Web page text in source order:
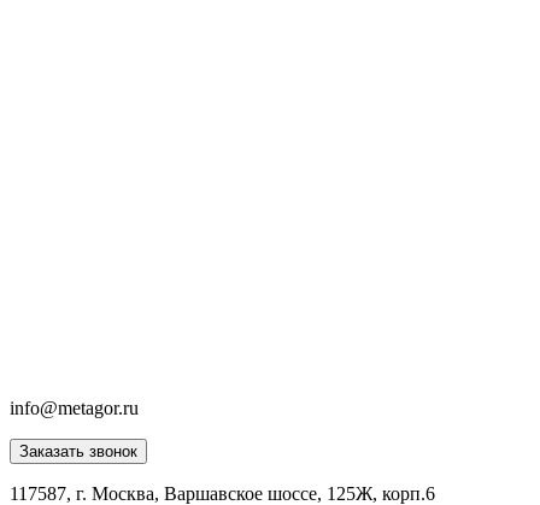
info@metagor.ru
Заказать звонок
117587, г. Москва, Варшавское шоссе, 125Ж, корп.6